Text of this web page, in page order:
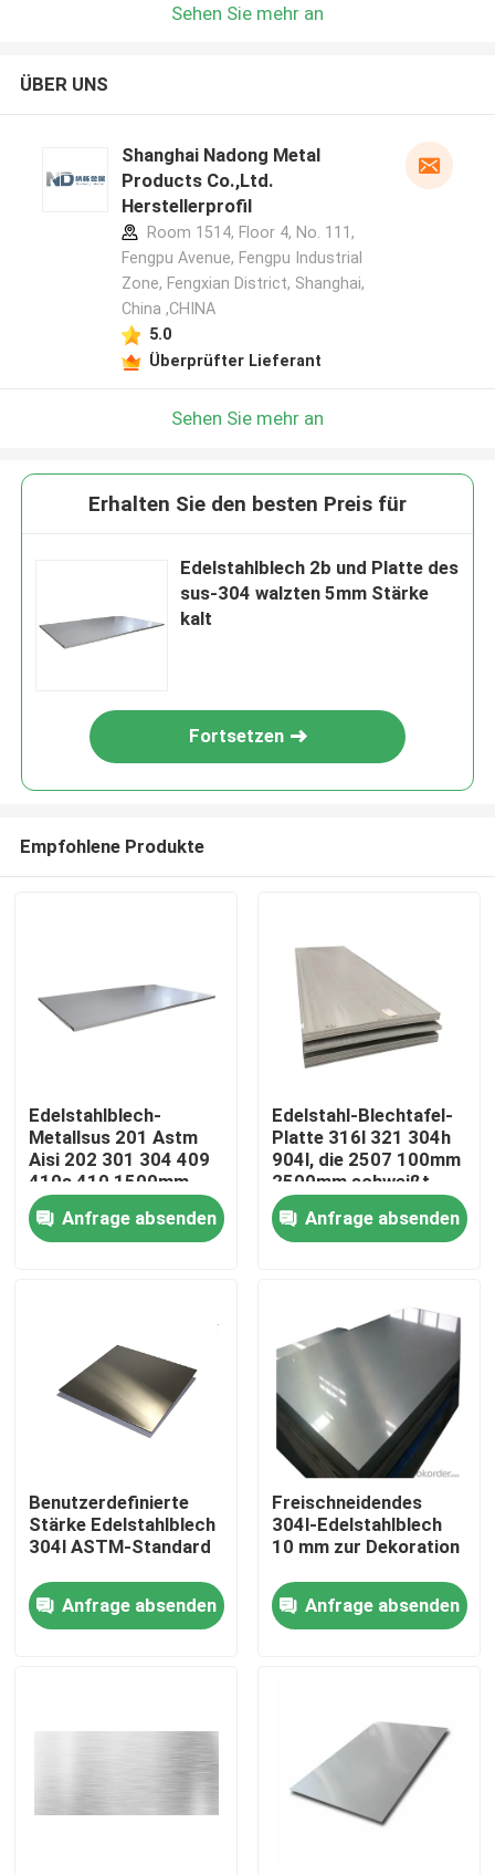
Haus
Über uns
Fabrik-Ausflug
Qualitätskontrolle
Treten Sie mit uns in Verbindung
Sehen Sie mehr an
ÜBER UNS
Shanghai Nadong Metal
Products Co.,Ltd.
Herstellerprofil
Room 1514, Floor 4, No. 111,
Fengpu Avenue, Fengpu Industrial
Zone, Fengxian District, Shanghai,
China ,CHINA
5.0
Überprüfter Lieferant
Sehen Sie mehr an
Erhalten Sie den besten Preis für
Edelstahlblech 2b und Platte des
sus-304 walzten 5mm Stärke
kalt
Fortsetzen
Empfohlene Produkte
Edelstahlblech-
Metallsus 201 Astm
Aisi 202 301 304 409
410s 410 1500mm
Anfrage absenden
Edelstahl-Blechtafel-
Platte 316l 321 304h
904l, die 2507 100mm
2500mm schweißt
Anfrage absenden
Benutzerdefinierte
Stärke Edelstahlblech
304l ASTM-Standard
Anfrage absenden
Freischneidendes
304l-Edelstahlblech
10 mm zur Dekoration
Anfrage absenden